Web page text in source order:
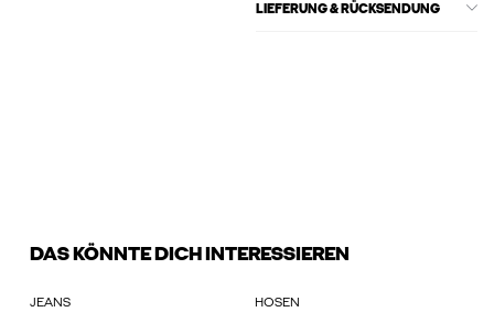
LIEFERUNG & RÜCKSENDUNG
DAS KÖNNTE DICH INTERESSIEREN
JEANS HOSEN